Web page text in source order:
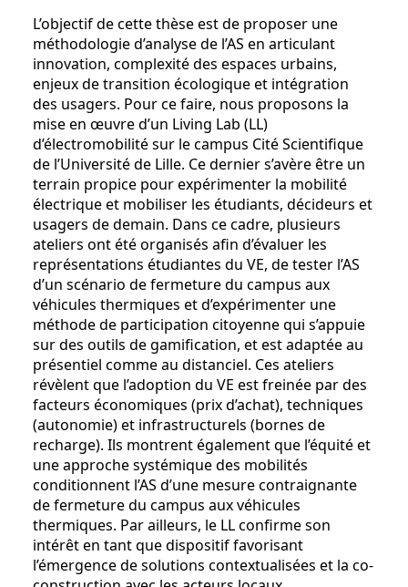
L’objectif de cette thèse est de proposer une
méthodologie d’analyse de l’AS en articulant
innovation, complexité des espaces urbains,
enjeux de transition écologique et intégration
des usagers. Pour ce faire, nous proposons la
mise en œuvre d’un Living Lab (LL)
d’électromobilité sur le campus Cité Scientifique
de l’Université de Lille. Ce dernier s’avère être un
terrain propice pour expérimenter la mobilité
électrique et mobiliser les étudiants, décideurs et
usagers de demain. Dans ce cadre, plusieurs
ateliers ont été organisés afin d’évaluer les
représentations étudiantes du VE, de tester l’AS
d’un scénario de fermeture du campus aux
véhicules thermiques et d’expérimenter une
méthode de participation citoyenne qui s’appuie
sur des outils de gamification, et est adaptée au
présentiel comme au distanciel. Ces ateliers
révèlent que l’adoption du VE est freinée par des
facteurs économiques (prix d’achat), techniques
(autonomie) et infrastructurels (bornes de
recharge). Ils montrent également que l’équité et
une approche systémique des mobilités
conditionnent l’AS d’une mesure contraignante
de fermeture du campus aux véhicules
thermiques. Par ailleurs, le LL confirme son
intérêt en tant que dispositif favorisant
l’émergence de solutions contextualisées et la co-